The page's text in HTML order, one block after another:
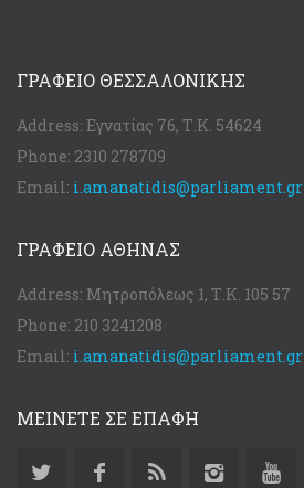
ΓΡΑΦΕΊΟ ΘΕΣΣΑΛΟΝΊΚΗΣ
Address: Εγνατίας 76, Τ.Κ. 54624
Phone: 2310 278709
Email: i.amanatidis@parliament.gr
ΓΡΑΦΕΊΟ ΑΘΉΝΑΣ
Address: Μητροπόλεως 1, Τ.Κ. 105 57
Phone: 210 3241208
Email: i.amanatidis@parliament.gr
ΜΕΙΝΕΤΕ ΣΕ ΕΠΑΦΗ